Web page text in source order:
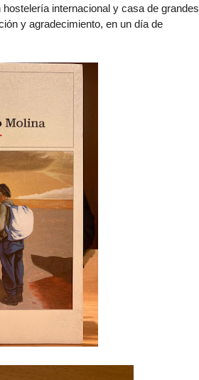
hostelería internacional y casa de grandes
y agradecimiento, en un día de